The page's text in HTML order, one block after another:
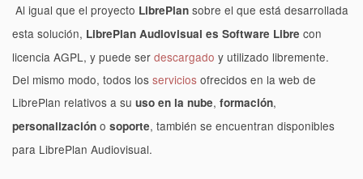
Al igual que el proyecto LibrePlan sobre el que está desarrollada
esta solución, LibrePlan Audiovisual es Software Libre con
licencia AGPL, y puede ser descargado y utilizado libremente.
Del mismo modo, todos los servicios ofrecidos en la web de
LibrePlan relativos a su uso en la nube, formación,
personalización o soporte, también se encuentran disponibles
para LibrePlan Audiovisual.